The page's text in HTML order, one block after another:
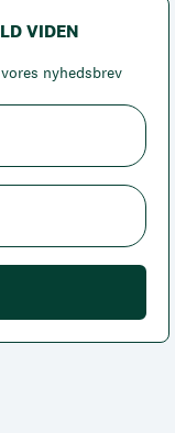
VIDEN
nyhedsbrev